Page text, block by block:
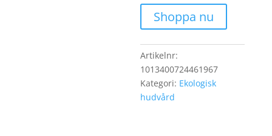
Shoppa nu
Artikelnr:
1013400724461967
Kategori: Ekologisk
hudvård